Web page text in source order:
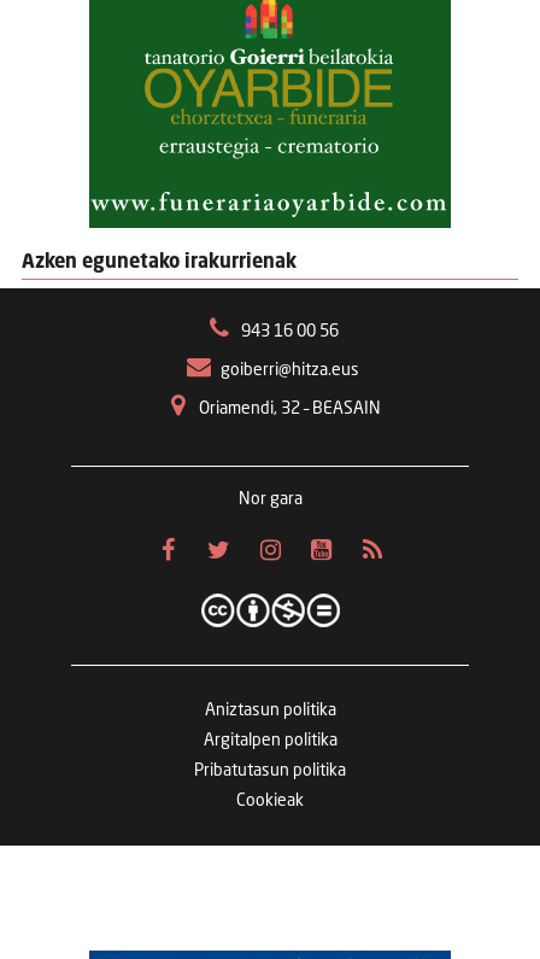
Azken egunetako irakurrienak
943 16 00 56
goiberri@hitza.eus
Oriamendi, 32 – BEASAIN
Nor gara
Aniztasun politika
Argitalpen politika
Pribatutasun politika
Cookieak